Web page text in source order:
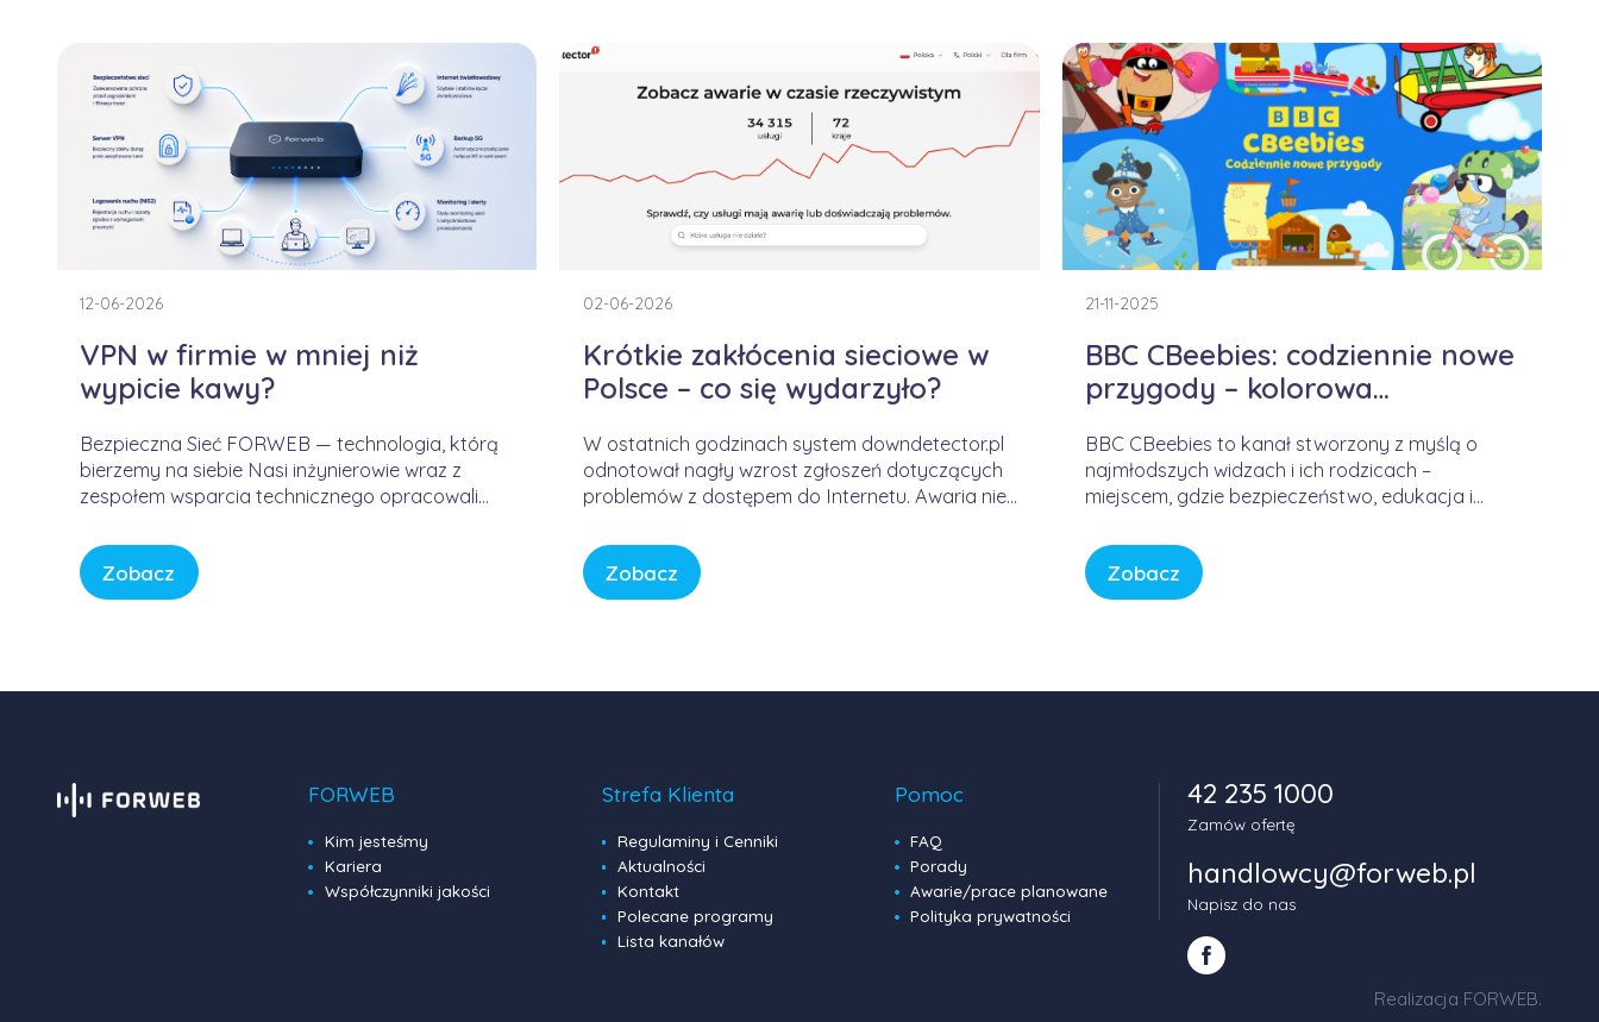
12-06-2026
VPN w firmie w mniej niż
wypicie kawy?
Bezpieczna Sieć FORWEB — technologia, którą
bierzemy na siebie Nasi inżynierowie wraz z
zespołem wsparcia technicznego opracowali
sposób bezpieczny, wygodny i przewidywalny.
Bez samodzielnego konfigurowania
skomplikowanych urządzeń, bez studiowania
Zobacz
02-06-2026
Krótkie zakłócenia sieciowe w
Polsce – co się wydarzyło?
W ostatnich godzinach system downdetector.pl
odnotował nagły wzrost zgłoszeń dotyczących
problemów z dostępem do Internetu. Awaria nie
FORWEB, lecz wynikała z przejściowego błędu w
globalnej infrastrukturze trasowania danych.
Internet przypomina sieć autostrad – gdy na
Zobacz
21-11-2025
BBC CBeebies: codziennie nowe
przygody – kolorowa
BBC CBeebies to kanał stworzony z myślą o
najmłodszych widzach i ich rodzicach –
miejscem, gdzie bezpieczeństwo, edukacja i
świecie pełnym bodźców i szybkiego tempa,
CBeebies oferuje przestrzeń, w której dzieci
mogą odkrywać świat w sposób bezpieczny,
Zobacz
FORWEB
Kim jesteśmy
Kariera
Współczynniki jakości
Strefa Klienta
Regulaminy i Cenniki
Aktualności
Kontakt
Polecane programy
Lista kanałów
Pomoc
FAQ
Porady
Awarie/prace planowane
Polityka prywatności
42 235 1000
Zamów ofertę
handlowcy@forweb.pl
Napisz do nas
Realizacja FORWEB.